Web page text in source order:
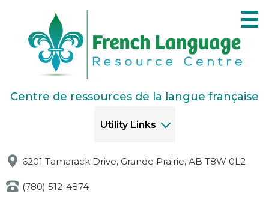
content
Centre de ressources de la langue française
Utility Links
6201 Tamarack Drive, Grande Prairie, AB T8W 0L2
(780) 512-4874